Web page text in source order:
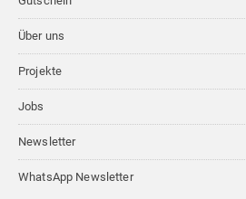
Über uns
Projekte
Jobs
Newsletter
WhatsApp Newsletter